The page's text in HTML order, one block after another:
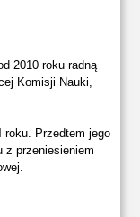
2010 roku radną
Komisji Nauki,
roku. Przedtem jego
z przeniesieniem